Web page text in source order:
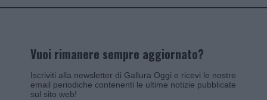
Vuoi rimanere sempre aggiornato?
Iscriviti alla newsletter di Gallura Oggi e ricevi le nostre
email periodiche contenenti le ultime notizie pubblicate
sul sito web!